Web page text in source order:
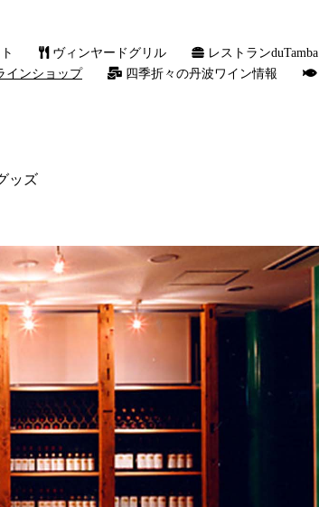
ヴィンヤードグリル レストランduTamba
インショップ 四季折々の丹波ワイン情報
ッズ